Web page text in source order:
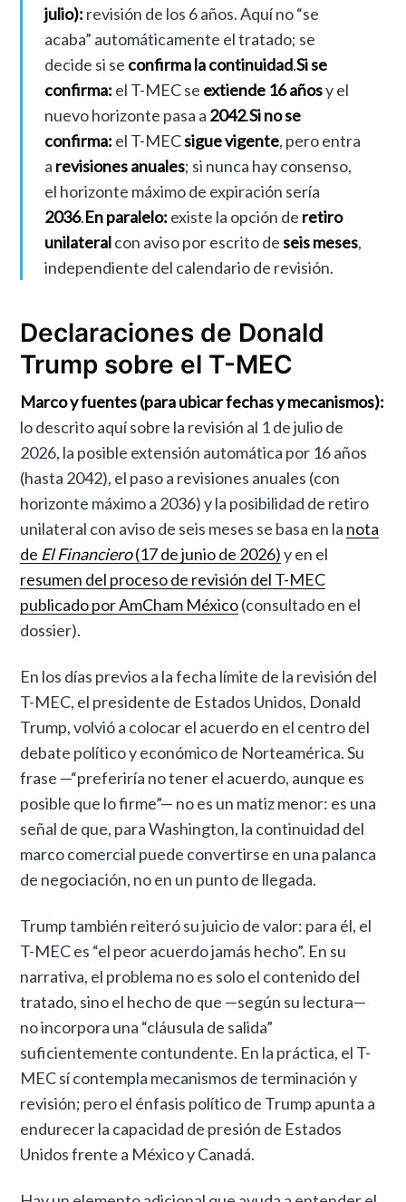
julio): revisión de los 6 años. Aquí no “se
acaba” automáticamente el tratado; se
decide si se confirma la continuidad.Si se
confirma: el T-MEC se extiende 16 añosy el
nuevo horizonte pasa a 2042.Si no se
confirma: el T-MECsigue vigente, pero entra
a revisiones anuales; si nunca hay consenso,
el horizonte máximo de expiración sería
2036.En paralelo: existe la opción de retiro
unilateralcon aviso por escrito deseis meses,
independiente del calendario de revisión.
Declaraciones de Donald
Trump sobre el T-MEC
Marco y fuentes (para ubicar fechas y mecanismos):
lo descrito aquí sobre la revisión al 1 de julio de
2026, la posible extensión automática por 16 años
(hasta 2042), el paso a revisiones anuales (con
horizonte máximo a 2036) y la posibilidad de retiro
unilateral con aviso de seis meses se basa en la nota
de El Financiero(17 de junio de 2026)y en el
resumen del proceso de revisión del T-MEC
publicado por AmCham México(consultado en el
dossier).
En los días previos a la fecha límite de la revisión del
T-MEC, el presidente de Estados Unidos, Donald
Trump, volvió a colocar el acuerdo en el centro del
debate político y económico de Norteamérica. Su
frase —“preferiría no tener el acuerdo, aunque es
posible que lo firme”— no es un matiz menor: es una
señal de que, para Washington, la continuidad del
marco comercial puede convertirse en una palanca
de negociación, no en un punto de llegada.
Trump también reiteró su juicio de valor: para él, el
T-MEC es “el peor acuerdo jamás hecho”. En su
narrativa, el problema no es solo el contenido del
tratado, sino el hecho de que —según su lectura—
no incorpora una “cláusula de salida”
suficientemente contundente. En la práctica, el T-
MEC sí contempla mecanismos de terminación y
revisión; pero el énfasis político de Trump apunta a
endurecer la capacidad de presión de Estados
Unidos frente a México y Canadá.